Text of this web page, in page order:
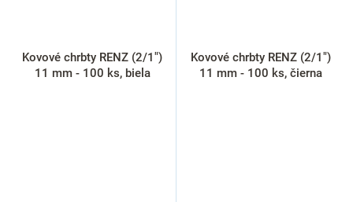
Kovové chrbty RENZ (2/1")
11 mm - 100 ks, biela
Kovové chrbty RENZ (2/1")
11 mm - 100 ks, čierna